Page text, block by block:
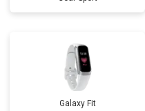
Galaxy Fit